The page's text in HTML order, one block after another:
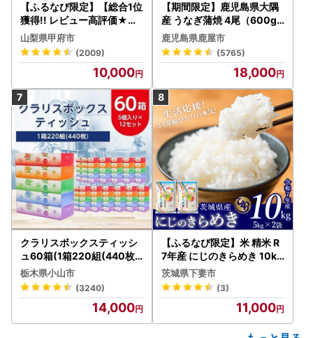
【ふるなび限定】【総合1位
獲得!! レビュー高評価★】
〈2026年度配送分〉山梨
県産 シャインマスカット 2
～3房（1.0kg以上）シャイ
ン フルーツ FN-Limited-S
P
山梨県甲府市
(2009)
10,000
【期間限定】鹿児島県大隅
産 うなぎ蒲焼 4尾（600g
） KN007-004-04-cp18
うなぎ 鰻 魚 惣菜 総菜
鹿児島県鹿屋市
(5765)
18,000
クラリスボックスティッシ
ュ60箱(1箱220組(440枚))
(5個入り×12セット)【配送
不可地域：離島・沖縄県】
【1256759】
栃木県小山市
(3240)
14,000
【ふるなび限定】米 精米 R
7年産 にじのきらめき 10kg
10月 FN-Limited-PR
茨城県下妻市
(3)
11,000